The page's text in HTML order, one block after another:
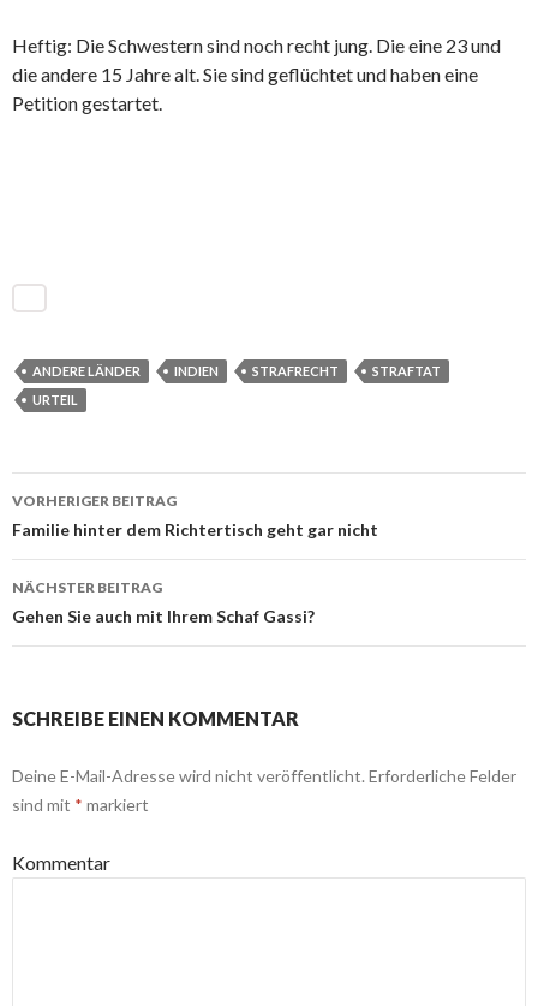
Heftig: Die Schwestern sind noch recht jung. Die eine 23 und
die andere 15 Jahre alt. Sie sind geflüchtet und haben eine
Petition gestartet.
ANDERE LÄNDER INDIEN STRAFRECHT
STRAFTAT
URTEIL
Beitrags-
Navigation
VORHERIGER BEITRAG
Familie hinter dem Richtertisch geht gar nicht
NÄCHSTER BEITRAG
Gehen Sie auch mit Ihrem Schaf Gassi?
SCHREIBE EINEN KOMMENTAR
Deine E-Mail-Adresse wird nicht veröffentlicht. Erforderliche Felder
sind mit * markiert
Kommentar